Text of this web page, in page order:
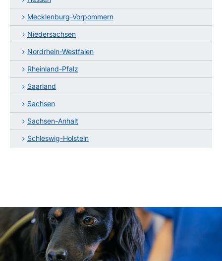
Mecklenburg-Vorpommern
Niedersachsen
Nordrhein-Westfalen
Rheinland-Pfalz
Saarland
Sachsen
Sachsen-Anhalt
Schleswig-Holstein